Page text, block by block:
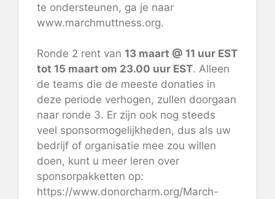
te ondersteunen, ga je naar
www.marchmuttness.org.
Ronde 2 rent van 13 maart @ 11 uur EST
tot 15 maart om 23.00 uur EST. Alleen
de teams die de meeste donaties in
deze periode verhogen, zullen doorgaan
naar ronde 3. Er zijn ook nog steeds
veel sponsormogelijkheden, dus als uw
bedrijf of organisatie mee zou willen
doen, kunt u meer leren over
sponsorpakketten op:
https://www.donorcharm.org/March-